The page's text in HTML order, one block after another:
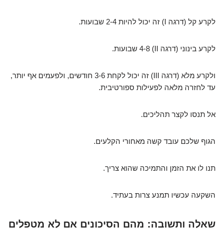
לקרע קל (דרגה I) זה יכול להיות 2-4 שבועות.
לקרע בינוני (דרגה II) 4-8 שבועות.
ולקרע מלא (דרגה III) זה יכול לקחת 3-6 חודשים, ולפעמים אף יותר,
עד לחזרה מלאה לפעילות ספורטיבית.
אל תנסו לקצר תהליכים.
הגוף שלכם עובד קשה מאחורי הקלעים.
תנו לו את הזמן והתמיכה שהוא צריך.
השקעה עכשיו תמנע צרות בעתיד.
שאלה ותשובה: מהם הסיכונים אם לא מטפלים